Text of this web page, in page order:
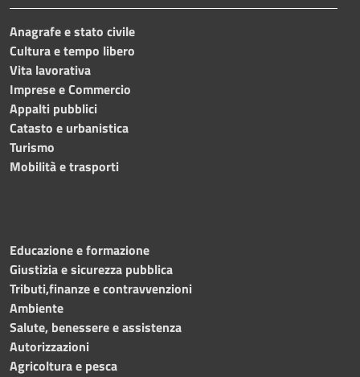
Anagrafe e stato civile
Cultura e tempo libero
Vita lavorativa
Imprese e Commercio
Appalti pubblici
Catasto e urbanistica
Turismo
Mobilità e trasporti
Educazione e formazione
Giustizia e sicurezza pubblica
Tributi,finanze e contravvenzioni
Ambiente
Salute, benessere e assistenza
Autorizzazioni
Agricoltura e pesca